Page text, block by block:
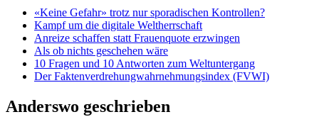
«Keine Gefahr» trotz nur sporadischen Kontrollen?
Kampf um die digitale Weltherrschaft
Anreize schaffen statt Frauenquote erzwingen
Als ob nichts geschehen wäre
10 Fragen und 10 Antworten zum Weltuntergang
Der Faktenverdrehungwahrnehmungsindex (FVWI)
Anderswo geschrieben